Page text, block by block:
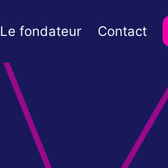
Le fondateur Contact